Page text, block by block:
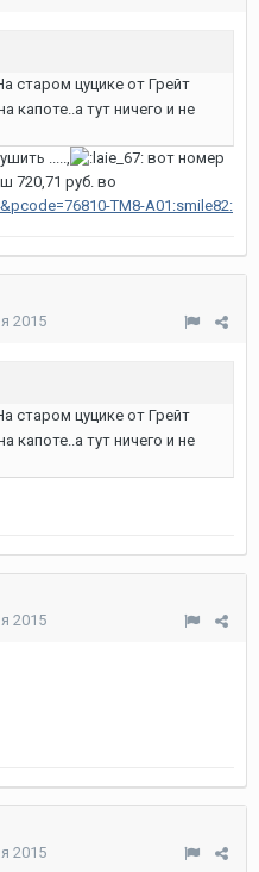
старом цуцике от Грейт
капоте..а тут ничего и не
.....,
вот номер
720,71 руб. во
TM8-A01:smile82:
2015
старом цуцике от Грейт
капоте..а тут ничего и не
2015
2015